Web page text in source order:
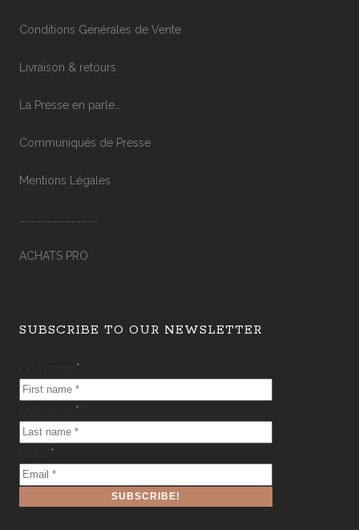
Conditions Générales de Vente
Livraison & retours
La Presse en parle…
Communiqués de Presse
Mentions Légales
ACHATS PRO
SUBSCRIBE TO OUR NEWSLETTER
*
*
*